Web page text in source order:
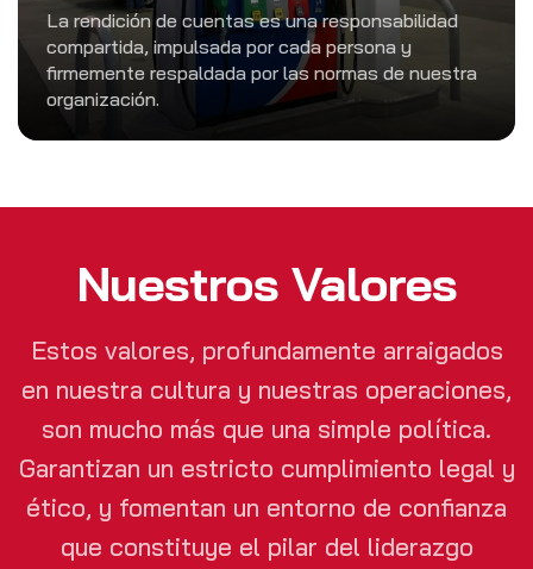
La rendición de cuentas es una responsabilidad
compartida, impulsada por cada persona y
firmemente respaldada por las normas de nuestra
organización.
Nuestros Valores
Estos valores, profundamente arraigados
en nuestra cultura y nuestras operaciones,
son mucho más que una simple política.
Garantizan un estricto cumplimiento legal y
ético, y fomentan un entorno de confianza
que constituye el pilar del liderazgo